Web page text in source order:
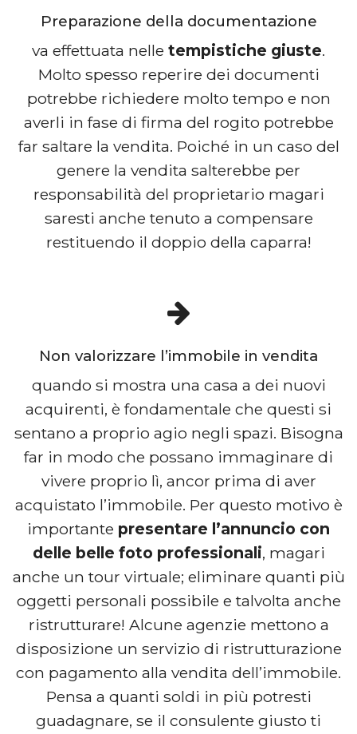
Preparazione della documentazione
va effettuata nelle tempistiche giuste.
Molto spesso reperire dei documenti
potrebbe richiedere molto tempo e non
averli in fase di firma del rogito potrebbe
far saltare la vendita. Poiché in un caso del
genere la vendita salterebbe per
responsabilità del proprietario magari
saresti anche tenuto a compensare
restituendo il doppio della caparra!
Non valorizzare l’immobile in vendita
quando si mostra una casa a dei nuovi
acquirenti, è fondamentale che questi si
sentano a proprio agio negli spazi. Bisogna
far in modo che possano immaginare di
vivere proprio lì, ancor prima di aver
acquistato l’immobile. Per questo motivo è
importante presentare l’annuncio con
delle belle foto professionali, magari
anche un tour virtuale; eliminare quanti più
oggetti personali possibile e talvolta anche
ristrutturare! Alcune agenzie mettono a
disposizione un servizio di ristrutturazione
con pagamento alla vendita dell’immobile.
Pensa a quanti soldi in più potresti
guadagnare, se il consulente giusto ti